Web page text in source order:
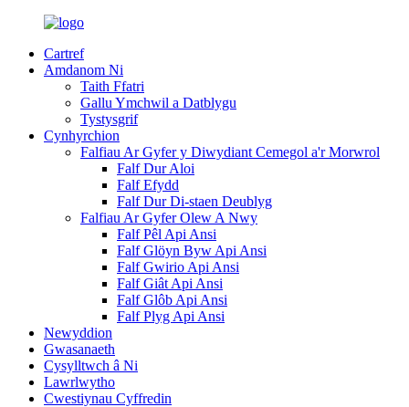
Cartref
Amdanom Ni
Taith Ffatri
Gallu Ymchwil a Datblygu
Tystysgrif
Cynhyrchion
Falfiau Ar Gyfer y Diwydiant Cemegol a'r Morwrol
Falf Dur Aloi
Falf Efydd
Falf Dur Di-staen Deublyg
Falfiau Ar Gyfer Olew A Nwy
Falf Pêl Api Ansi
Falf Glöyn Byw Api Ansi
Falf Gwirio Api Ansi
Falf Giât Api Ansi
Falf Glôb Api Ansi
Falf Plyg Api Ansi
Newyddion
Gwasanaeth
Cysylltwch â Ni
Lawrlwytho
Cwestiynau Cyffredin